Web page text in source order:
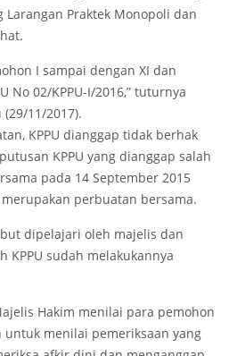
Larangan Praktek Monopoli dan
I sampai dengan XI dan
No 02/KPPU-I/2016,” tuturnya
11/2017).
KPPU dianggap tidak berhak
KPPU yang dianggap salah
pada 14 September 2015
perbuatan bersama.
dipelajari oleh majelis dan
KPPU sudah melakukannya
Hakim menilai para pemohon
menilai pemeriksaan yang